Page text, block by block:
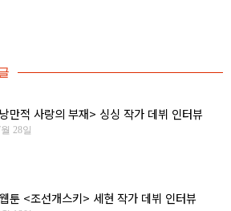
만적 사랑의 부재> 싱싱 작가 데뷔 인터뷰
28일
툰 <조선개스키> 세현 작가 데뷔 인터뷰